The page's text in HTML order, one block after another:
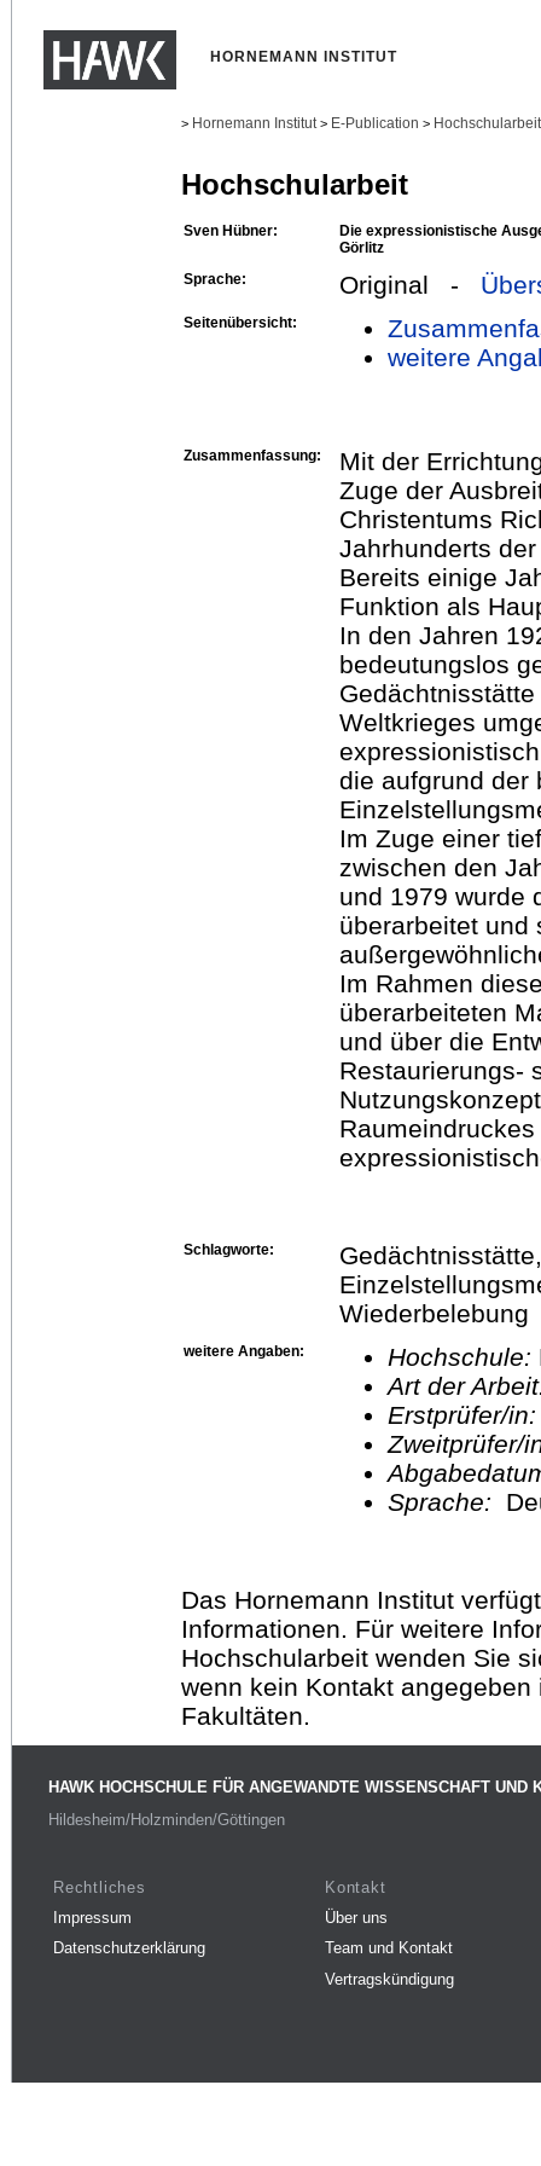
HORNEMANN INSTITUT
> Hornemann Institut > E-Publication >
Hochschularbeit
Sven Hübner:
Die expressionistische
Görlitz
Sprache:
Original -
Seitenübersicht:
weitere
Zusammenfassung:
Mit der
Zuge der
Christentums
Jahrhunderts
Bereits einige
Funktion als
In den Jahren
bedeutungslos
Weltkrieges
die aufgrund der
Im Zuge einer
zwischen den
und 1979 wurde
überarbeitet und
Im Rahmen
überarbeiteten
und über die
Restaurierungs-
Schlagworte:
Wiederbelebung
weitere Angaben: Hochschule:
Art der
Erstprüfer/
Sprache:
Das Hornemann Institut
Informationen. Für weitere
Hochschularbeit wenden Sie
wenn kein Kontakt
Fakultäten.
HAWK HOCHSCHULE FÜR ANGEWANDTE WISSENSCHAFT UND
Hildesheim/Holzminden/Göttingen
Rechtliches
Impressum
Datenschutzerklärung
Kontakt
Über uns
Team und Kontakt
Vertragskündigung